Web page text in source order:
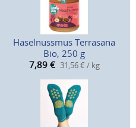
Haselnussmus Terrasana
Bio, 250 g
7,89 € 31,56 € / kg